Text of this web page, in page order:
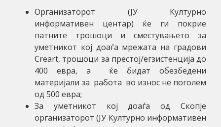
Организаторот (ЈУ Културно
информативен центар) ќе ги покрие
патните трошоци и сместувањето за
уметникот кој доаѓа мрежата на градови
Creart, трошоци за престој/егзистенција до
400 евра, а ќе бидат обезбедени
материјали за работа во износ не поголем
од 500 евра;
За уметникот кој доаѓа од Скопје
организаторот (ЈУ Културно информативен